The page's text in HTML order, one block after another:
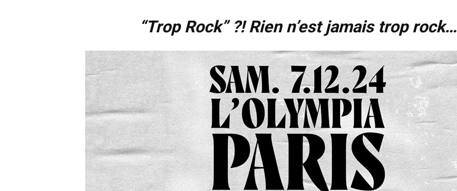
“Trop Rock” ?! Rien n’est jamais trop rock…